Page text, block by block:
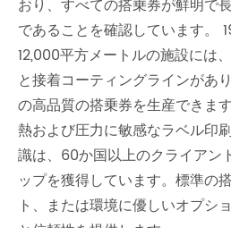
おり、すべての搭乗券が鮮明で
であることを確認しています。
12,000平方メートルの施設には
と接着コーティングラインがあ
の高品質の搭乗券を生産できます
熱および圧力に敏感なラベル印
識は、60か国以上のクライアン
ップを獲得しています。標準の
ト、または環境に優しいオプシ